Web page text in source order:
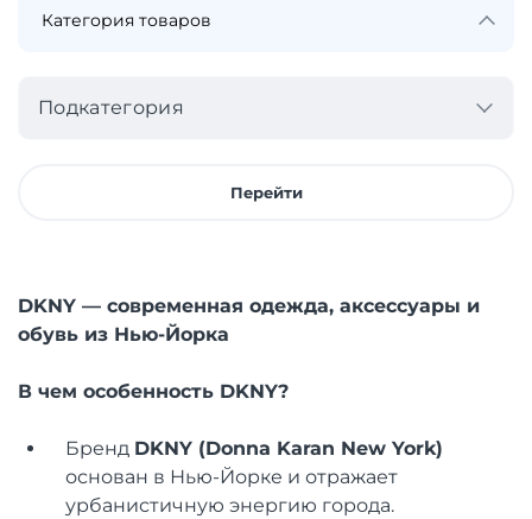
Подкатегория
Перейти
DKNY — современная одежда, аксессуары и
обувь из Нью-Йорка
В чем особенность DKNY?
Бренд DKNY (Donna Karan New York)
основан в Нью-Йорке и отражает
урбанистичную энергию города.